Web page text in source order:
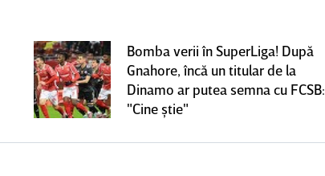
Bomba verii în SuperLiga! După
Gnahore, încă un titular de la
Dinamo ar putea semna cu FCSB:
"Cine ştie"